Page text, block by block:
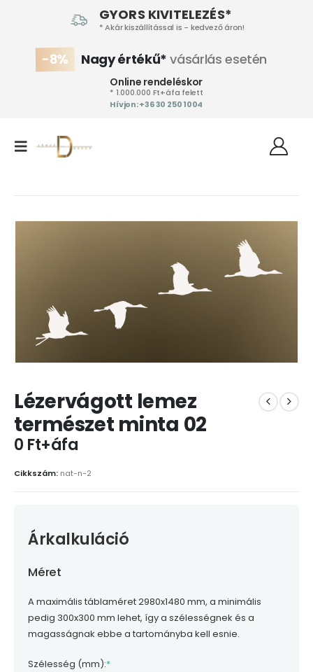
GYORS KIVITELEZÉS*
* Akár kiszállítással is - kedvező áron!
-8% Nagy értékű* vásárlás esetén
Online rendeléskor
* 1.000.000 Ft+áfa felett
Hívjon: +36 30 250 1004‬
Lézervágott lemez
természet minta 02
0 Ft+áfa
Cikkszám: nat-n-2
Árkalkuláció
Méret
A maximális táblaméret 2980x1480 mm, a minimális
pedig 300x300 mm lehet, így a szélességnek és a
magasságnak ebbe a tartományba kell esnie.
Szélesség (mm):*